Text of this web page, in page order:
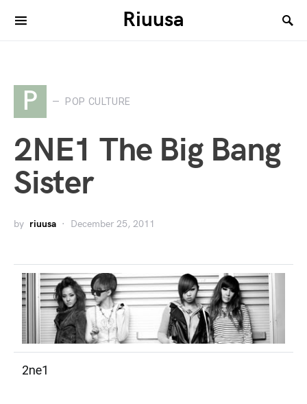
Riuusa
Search for:
P POP CULTURE
2NE1 The Big Bang
Sister
by riuusa December 25, 2011
2ne1